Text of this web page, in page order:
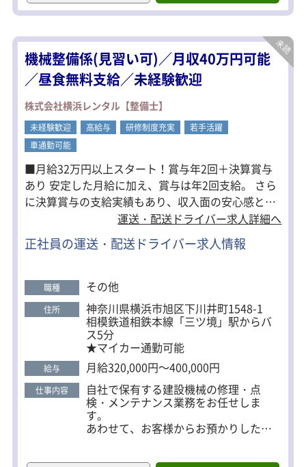
経験にかかわらず活躍できます。
具体的には……
・契約施設の定期巡回
・防犯機器の異常確認
・コインパーキングのトラブル対応
・高齢者住宅の安否確認
などを担当します。
1日の巡回は平均3件程度。
現場対応以外は事務所で待機する時間
す。
機械整備係(見習い可)／月収40万円可能
／昼食無料支給／未経験歓迎
株式会社横浜レンタル【整備士】
未経験歓迎 高給与 研修制度充実
若手活躍
車通勤可能
■月給32万円以上スタート！賞与年2回＋決算賞与
あり 安定した月給に加え、賞与は年2回支給。 さら
に決算賞与の支給実績もあり、収入面の安心感とプ
ラスαの還元が魅力です。 ■未経験から国家資格・
重機資格まで取得可能 普通免許（MT）があれば
OK。 中型・大型免許をはじめ、小型移動式クレー
通学中も給与支給があるため、収入を維持しながら
スキルアップできます。 ■昼食無料支給で毎日の負
担を軽減 仕出し弁当を無料支給。 丼ものや日替わり
メニューなど選べるので、お財布にも体にも優しい
運送・配送ドライバー求人詳細へ
正社員の運送・配送ドライバー求人情報
職種 その他
住所 神奈川県横浜市旭区下川井町1548-1
相模鉄道相鉄本線「三ツ境」駅からバ
ス5分
★マイカー通勤可能
給与 月給320,000円～400,000円
仕事内容 自社で保有する建設機械の修理・点
検・メンテナンス業務をお任せしま
す。
あわせて、お客様からお預かりした建